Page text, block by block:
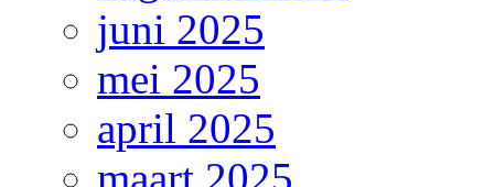
juni 2025
mei 2025
april 2025